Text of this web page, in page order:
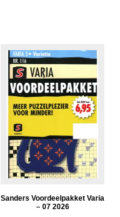
Sanders Voordeelpakket Varia
– 07 2026